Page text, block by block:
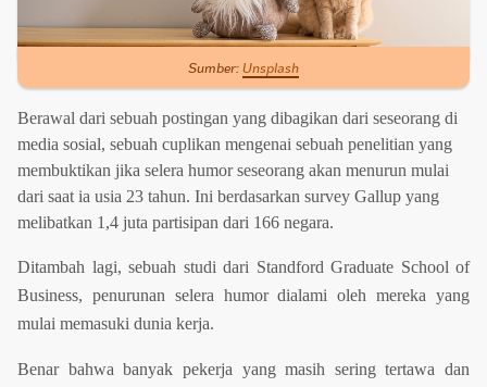
Sumber:Unsplash
Berawal dari sebuah postingan yang dibagikan dari seseorang di
media sosial, sebuah cuplikan mengenai sebuah penelitian yang
membuktikan jika selera humor seseorang akan menurun mulai
dari saat ia usia 23 tahun. Ini berdasarkan survey Gallup yang
melibatkan 1,4 juta partisipan dari 166 negara.
Ditambah lagi, sebuah studi dari Standford Graduate School of
Business, penurunan selera humor dialami oleh mereka yang
mulai memasuki dunia kerja.
Benar bahwa banyak pekerja yang masih sering tertawa dan